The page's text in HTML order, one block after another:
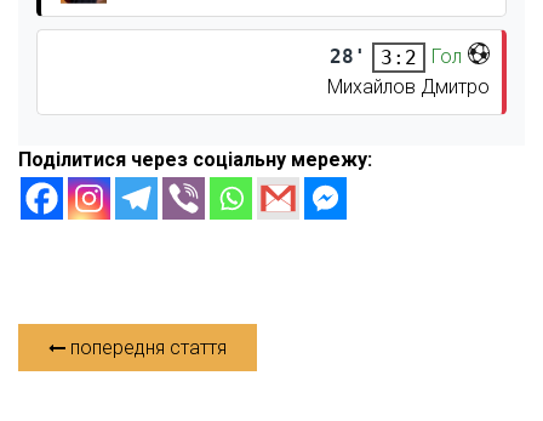
28' 3:2
Гол
Михайлов Дмитро
Поділитися через соціальну мережу:
попередня стаття